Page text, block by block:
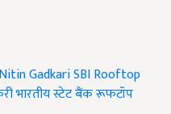
Nitin GadkariSBI Rooftop
भारतीय स्टेट बैंक रूफटॉप